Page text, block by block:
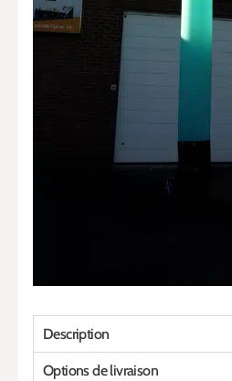
Description
Options de livraison